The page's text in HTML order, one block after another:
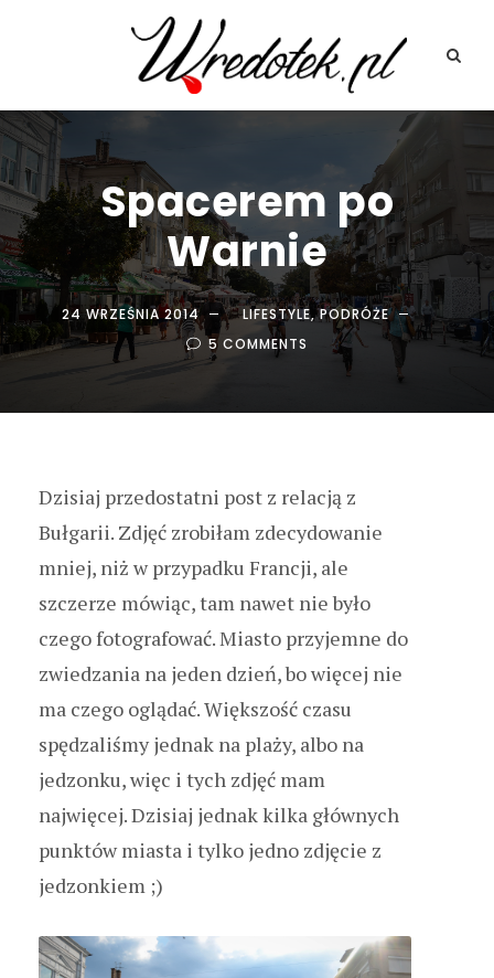
Spacerem po
Warnie
24 WRZEŚNIA 2014 LIFESTYLE, PODRÓŻE
5 COMMENTS
Dzisiaj przedostatni post z relacją z
Bułgarii. Zdjęć zrobiłam zdecydowanie
mniej, niż w przypadku Francji, ale
szczerze mówiąc, tam nawet nie było
czego fotografować. Miasto przyjemne do
zwiedzania na jeden dzień, bo więcej nie
ma czego oglądać. Większość czasu
spędzaliśmy jednak na plaży, albo na
jedzonku, więc i tych zdjęć mam
najwięcej. Dzisiaj jednak kilka głównych
punktów miasta i tylko jedno zdjęcie z
jedzonkiem ;)